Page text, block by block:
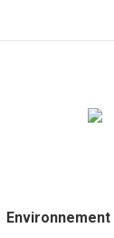
Environnement